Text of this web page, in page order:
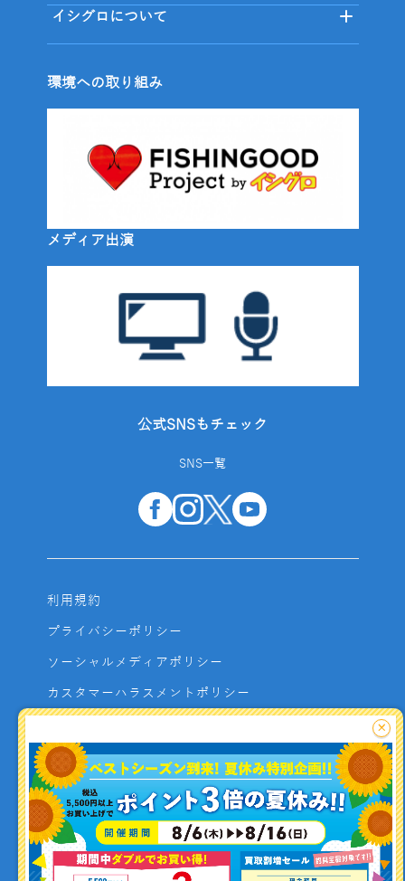
釣り情報を
イシグロについて
環境への取り組み
メディア出演
公式SNSもチェック
SNS一覧
利用規約
プライバシーポリシー
ソーシャルメディアポリシー
カスタマーハラスメントポリシー
よくあるご質問
お問い合わせ
利用者資金の保全方法
×